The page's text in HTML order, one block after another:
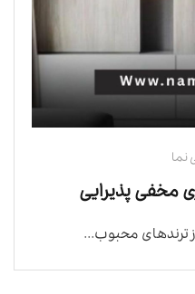
نما
مخفی پذیرایی
ترندهای محبوب...